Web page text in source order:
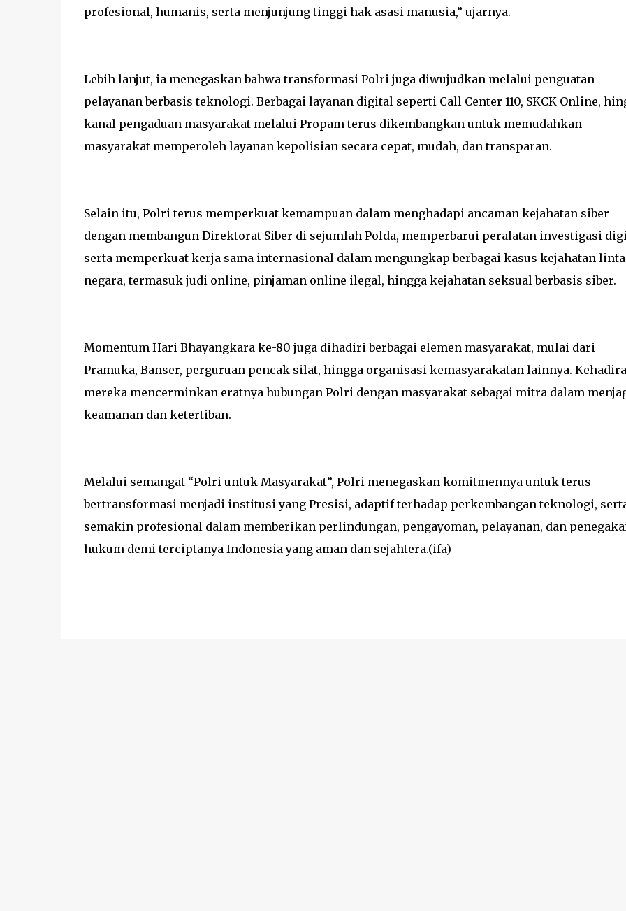
profesional, humanis, serta menjunjung tinggi hak asasi manusia,” ujarnya.
Lebih lanjut, ia menegaskan bahwa transformasi Polri juga diwujudkan melalui penguatan
pelayanan berbasis teknologi. Berbagai layanan digital seperti Call Center 110, SKCK Online,
kanal pengaduan masyarakat melalui Propam terus dikembangkan untuk memudahkan
masyarakat memperoleh layanan kepolisian secara cepat, mudah, dan transparan.
Selain itu, Polri terus memperkuat kemampuan dalam menghadapi ancaman kejahatan siber
dengan membangun Direktorat Siber di sejumlah Polda, memperbarui peralatan investigasi
serta memperkuat kerja sama internasional dalam mengungkap berbagai kasus kejahatan
negara, termasuk judi online, pinjaman online ilegal, hingga kejahatan seksual berbasis siber.
Momentum Hari Bhayangkara ke-80 juga dihadiri berbagai elemen masyarakat, mulai dari
Pramuka, Banser, perguruan pencak silat, hingga organisasi kemasyarakatan lainnya.
mereka mencerminkan eratnya hubungan Polri dengan masyarakat sebagai mitra dalam
keamanan dan ketertiban.
Melalui semangat “Polri untuk Masyarakat”, Polri menegaskan komitmennya untuk terus
bertransformasi menjadi institusi yang Presisi, adaptif terhadap perkembangan teknologi,
semakin profesional dalam memberikan perlindungan, pengayoman, pelayanan, dan
hukum demi terciptanya Indonesia yang aman dan sejahtera.(ifa)